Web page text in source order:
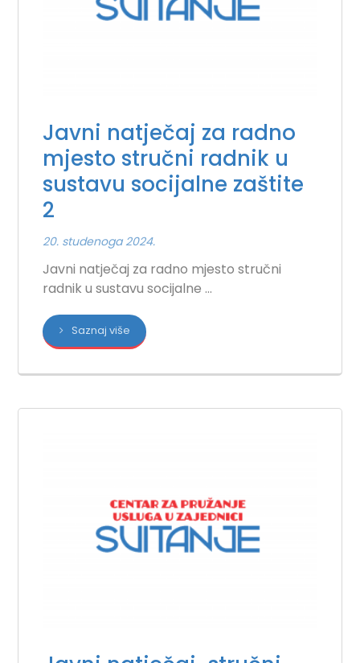
Javni natječaj za radno
mjesto stručni radnik u
sustavu socijalne zaštite
2
20. studenoga 2024.
Javni natječaj za radno mjesto stručni
radnik u sustavu socijalne ...
Saznaj više